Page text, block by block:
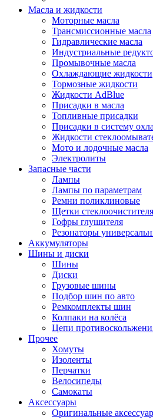
Масла и жидкости
Моторные масла
Трансмиссионные масла
Гидравлические масла
Индустриальные
Промывочные масла
Охлаждающие жидкости
Тормозные жидкости
Жидкости AdBlue
Присадки в масла
Топливные присадки
Присадки в систему
Жидкости
Мото и лодочные масла
Электролиты
Запасные части
Лампы
Лампы по параметрам
Ремни поликлиновые
Щетки стеклоочистителя
Гофры глушителя
Резонаторы
Аккумуляторы
Шины и диски
Шины
Диски
Грузовые шины
Подбор шин по авто
Ремкомплекты шин
Колпаки на колёса
Цепи
Прочее
Хомуты
Изоленты
Перчатки
Велосипеды
Самокаты
Аксессуары
Оригинальные